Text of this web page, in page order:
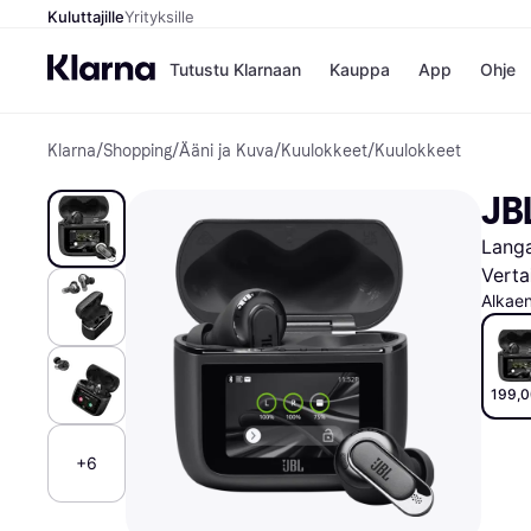
KuluttajilleYrityksille
Tutustu Klarnaan Kauppa
Kaupat
Gigantti
H&M
Peten
Wolt
App Ohje
Klarna/Shopping/Ääni ja Kuva/Kuulokkeet/Kuulokkeet
+6